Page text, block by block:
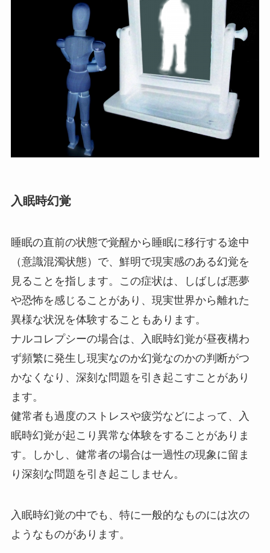
入眠時幻覚
睡眠の直前の状態で覚醒から睡眠に移行する途中
（意識混濁状態）で、鮮明で現実感のある幻覚を
見ることを指します。この症状は、しばしば悪夢
や恐怖を感じることがあり、現実世界から離れた
異様な状況を体験することもあります。
ナルコレプシーの場合は、入眠時幻覚が昼夜構わ
ず頻繁に発生し現実なのか幻覚なのかの判断がつ
かなくなり、深刻な問題を引き起こすことがあり
ます。
健常者も過度のストレスや疲労などによって、入
眠時幻覚が起こり異常な体験をすることがありま
す。しかし、健常者の場合は一過性の現象に留ま
り深刻な問題を引き起こしません。
入眠時幻覚の中でも、特に一般的なものには次の
ようなものがあります。